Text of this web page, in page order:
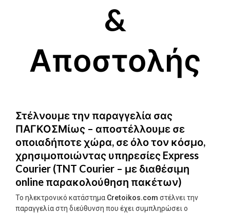
&
Αποστολής
Στέλνουμε την παραγγελία σας
ΠΑΓΚΟΣΜίως – αποστέλλουμε σε
οποιαδήποτε χώρα, σε όλο τον κόσμο,
χρησιμοποιώντας υπηρεσίες Express
Courier (TNT Courier – με διαθέσιμη
online παρακολούθηση πακέτων)
Το ηλεκτρονικό κατάστημα Cretoikos.com στέλνει την
παραγγελία στη διεύθυνση που έχει συμπληρώσει ο